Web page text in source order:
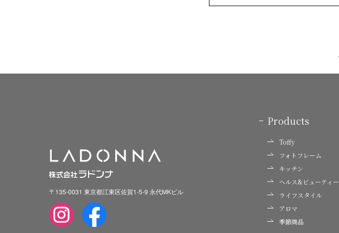
〒135-0031 東京都江東区佐賀1-5-9 永代MKビル
Products
Toffy
フォトフレーム
キッチン
ヘルス&ビューティー
ライフスタイル
アロマ
季節商品